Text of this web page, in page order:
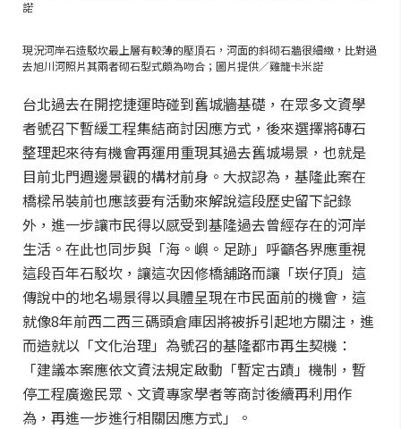
諾
現況河岸石造駁坎最上層有較薄的壓頂石，河面的斜砌石牆很細緻，比對過
去旭川河照片其兩者砌石型式頗為吻合；圖片提供／雞籠卡米諾
台北過去在開挖捷運時碰到舊城牆基礎，在眾多文資學
者號召下暫緩工程集結商討因應方式，後來選擇將磚石
整理起來待有機會再運用重現其過去舊城場景，也就是
目前北門週邊景觀的構材前身。大叔認為，基隆此案在
橋樑吊裝前也應該要有活動來解說這段歷史留下記錄
外，進一步讓市民得以感受到基隆過去曾經存在的河岸
生活。在此也同步與「海。嶼。足跡」呼籲各界應重視
這段百年石駁坎，讓這次因修橋舖路而讓「崁仔頂」這
傳說中的地名場景得以具體呈現在市民面前的機會，這
就像8年前西二西三碼頭倉庫因將被拆引起地方關注，進
而造就以「文化治理」為號召的基隆都市再生契機：
「建議本案應依文資法規定啟動「暫定古蹟」機制，暫
停工程廣邀民眾、文資專家學者等商討後續再利用作
為，再進一步進行相關因應方式」。